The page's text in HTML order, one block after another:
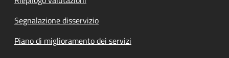
Segnalazione disservizio
Piano di miglioramento dei servizi